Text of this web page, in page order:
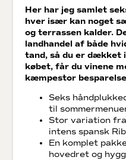
Her har jeg samlet
hver især kan noget
og terrassen kalder.
landhandel af både
tand, så du er dækket
købet, får du vinene
kæmpestor
Seks
til
Stor variation
intens spansk
En komplet
hovedret og